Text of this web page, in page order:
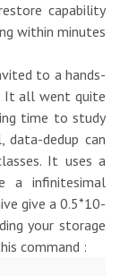
capability
within minutes
to a hands-
. It all went quite
time to study
dedup can
It uses a
a infinitesimal
give a 0.5*10-
your storage
command :